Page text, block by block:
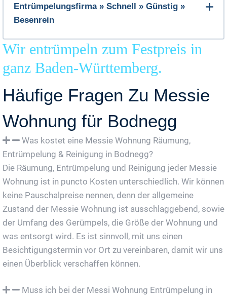
Entrümpelungsfirma » Schnell » Günstig »
Besenrein
Wir entrümpeln zum Festpreis in
ganz Baden-Württemberg.
Häufige Fragen Zu Messie
Wohnung für Bodnegg
Was kostet eine Messie Wohnung Räumung,
Entrümpelung & Reinigung in Bodnegg?
Die Räumung, Entrümpelung und Reinigung jeder Messie
Wohnung ist in puncto Kosten unterschiedlich. Wir können
keine Pauschalpreise nennen, denn der allgemeine
Zustand der Messie Wohnung ist ausschlaggebend, sowie
der Umfang des Gerümpels, die Größe der Wohnung und
was entsorgt wird. Es ist sinnvoll, mit uns einen
Besichtigungstermin vor Ort zu vereinbaren, damit wir uns
einen Überblick verschaffen können.
Muss ich bei der Messi Wohnung Entrümpelung in